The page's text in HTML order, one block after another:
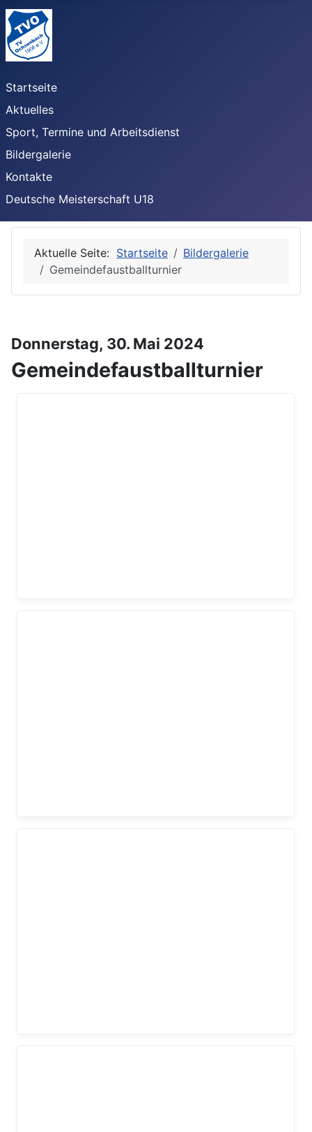
Startseite
Aktuelles
Sport, Termine und Arbeitsdienst
Bildergalerie
Kontakte
Deutsche Meisterschaft U18
Aktuelle Seite: Startseite
Bildergalerie
Gemeindefaustballturnier
Donnerstag, 30. Mai 2024
Gemeindefaustballturnier